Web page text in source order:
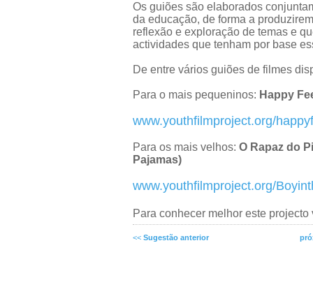
Os guiões são elaborados
da educação, de forma a
reflexão e exploração de temas e
actividades que tenham por base
De entre vários guiões de filmes
Para o mais pequeninos: Happy
www.youthfilmproject.org/
Para os mais velhos: O Rapaz do
Pajamas)
www.youthfilmproject.org/
Para conhecer melhor este
<< Sugestão anterior